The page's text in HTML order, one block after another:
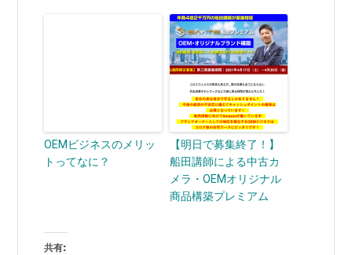
OEMビジネスのメリッ
トってなに？
【明日で募集終了！】
船田講師による中古カ
メラ・OEMオリジナル
商品構築プレミアム
共有: